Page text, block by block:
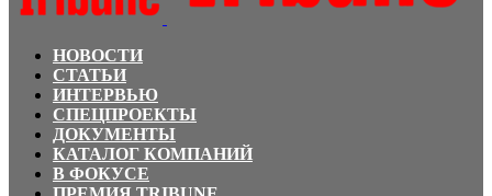
НОВОСТИ
СТАТЬИ
ИНТЕРВЬЮ
СПЕЦПРОЕКТЫ
ДОКУМЕНТЫ
КАТАЛОГ КОМПАНИЙ
В ФОКУСЕ